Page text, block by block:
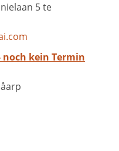
5 te
noch kein Termin